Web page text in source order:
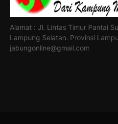
Alamat : Jl. Lintas Timur Pantai
Lampung Selatan. Provinsi
jabungonline@gmail.com